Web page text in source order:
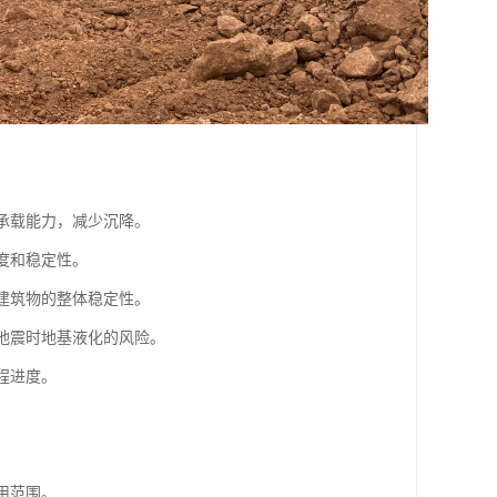
能力，减少沉降。
稳定性。
物的整体稳定性。
时地基液化的风险。
度。
围。